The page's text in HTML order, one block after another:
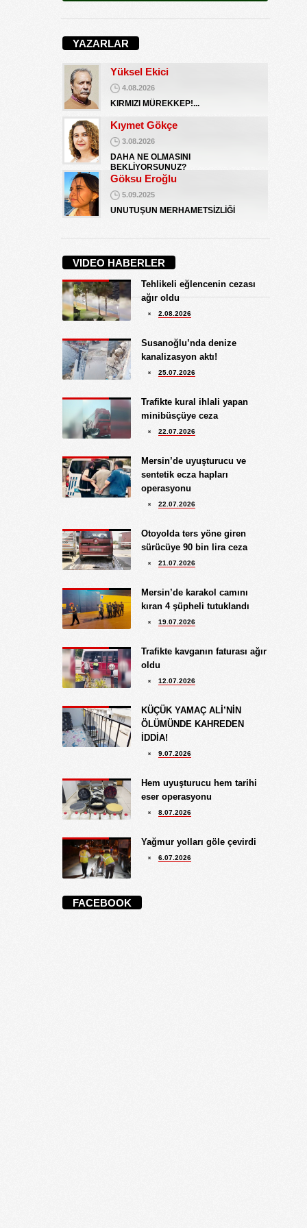
YAZARLAR
Koray Ünlü
BATSIN BU DÜNYA
Yüksel Ekici
4.08.2026
KIRMIZI MÜREKKEP!...
Kıymet Gökçe
3.08.2026
DAHA NE OLMASINI
BEKLİYORSUNUZ?
Göksu Eroğlu
5.09.2025
UNUTUŞUN MERHAMETSİZLİĞİ
İŞGALCİ GÖRÜNÜMLÜ HALK!
Koray Ünlü
10.09.2024
BATSIN BU DÜNYA
Yüksel Ekici
4.08.2026
KIRMIZI MÜREKKEP!...
3.08.2026
DAHA NE OLMASINI
BEKLİYORSUNUZ?
5.09.2025
UNUTUŞUN MERHAMETSİZLİĞİ
Hediye Eroğlu
İŞGALCİ GÖRÜNÜMLÜ HALK!
Koray Ünlü
10.09.2024
VIDEO HABERLER
Tehlikeli eğlencenin cezası
ağır oldu
2.08.2026
Susanoğlu’nda denize
kanalizasyon aktı!
25.07.2026
Trafikte kural ihlali yapan
minibüsçüye ceza
22.07.2026
Mersin’de uyuşturucu ve
sentetik ecza hapları
operasyonu
22.07.2026
Otoyolda ters yöne giren
sürücüye 90 bin lira ceza
21.07.2026
Mersin’de karakol camını
kıran 4 şüpheli tutuklandı
19.07.2026
Trafikte kavganın faturası ağır
oldu
12.07.2026
KÜÇÜK YAMAÇ ALİ’NİN
ÖLÜMÜNDE KAHREDEN
İDDİA!
9.07.2026
Hem uyuşturucu hem tarihi
eser operasyonu
8.07.2026
Yağmur yolları göle çevirdi
6.07.2026
FACEBOOK